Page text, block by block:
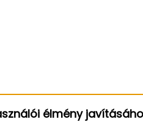
élmény